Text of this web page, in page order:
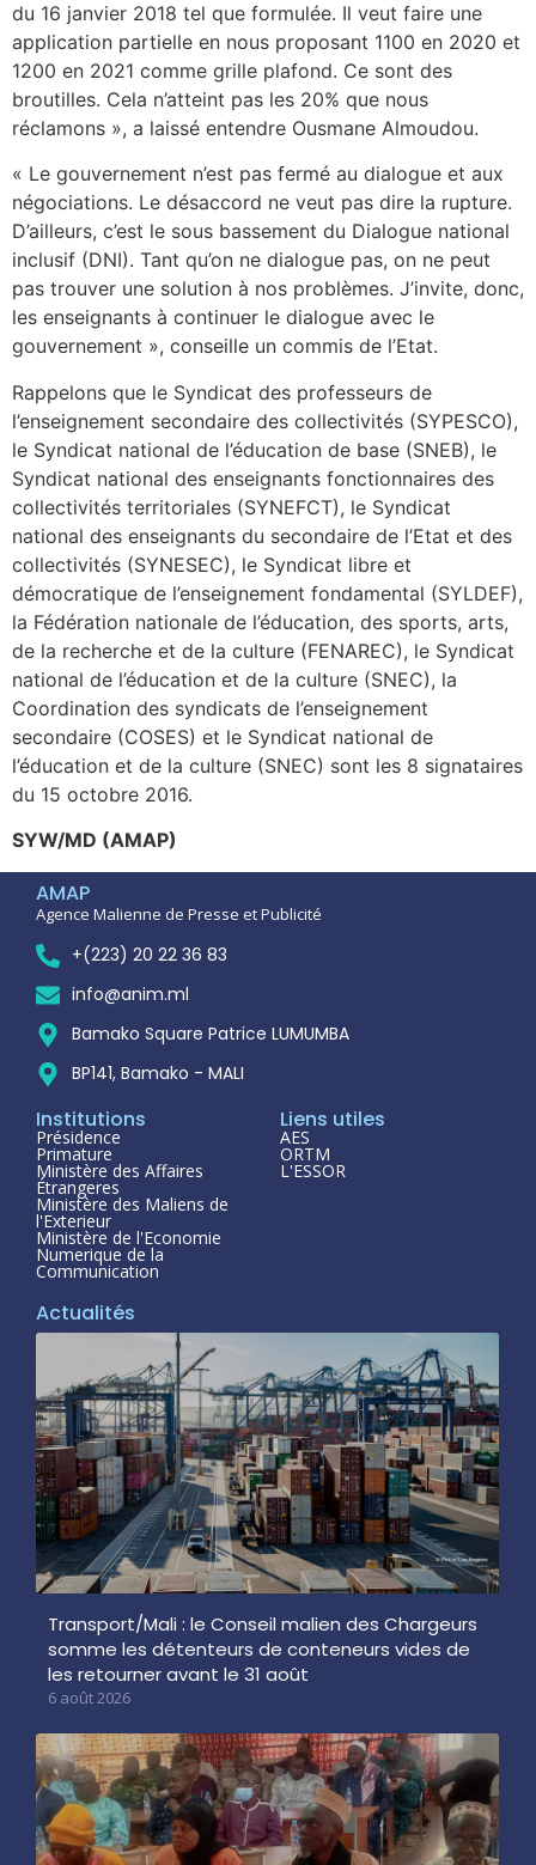
du 16 janvier 2018 tel que formulée. Il veut faire une
application partielle en nous proposant 1100 en 2020 et
1200 en 2021 comme grille plafond. Ce sont des
broutilles. Cela n’atteint pas les 20% que nous
réclamons », a laissé entendre Ousmane Almoudou.
« Le gouvernement n’est pas fermé au dialogue et aux
négociations. Le désaccord ne veut pas dire la rupture.
D’ailleurs, c’est le sous bassement du Dialogue national
inclusif (DNI). Tant qu’on ne dialogue pas, on ne peut
pas trouver une solution à nos problèmes. J’invite, donc,
les enseignants à continuer le dialogue avec le
gouvernement », conseille un commis de l’Etat.
Rappelons que le Syndicat des professeurs de
l’enseignement secondaire des collectivités (SYPESCO),
le Syndicat national de l’éducation de base (SNEB), le
Syndicat national des enseignants fonctionnaires des
collectivités territoriales (SYNEFCT), le Syndicat
national des enseignants du secondaire de l’Etat et des
collectivités (SYNESEC), le Syndicat libre et
démocratique de l’enseignement fondamental (SYLDEF),
la Fédération nationale de l’éducation, des sports, arts,
de la recherche et de la culture (FENAREC), le Syndicat
national de l’éducation et de la culture (SNEC), la
Coordination des syndicats de l’enseignement
secondaire (COSES) et le Syndicat national de
l’éducation et de la culture (SNEC) sont les 8 signataires
du 15 octobre 2016.
SYW/MD (AMAP)
AMAP
Agence Malienne de Presse et Publicité
+(223) 20 22 36 83
info@anim.ml
Bamako Square Patrice LUMUMBA
BP141, Bamako - MALI
Institutions
Présidence
Primature
Ministère des Affaires
Étrangeres
Ministère des Maliens de
l'Exterieur
Ministère de l'Economie
Numerique de la
Communication
Liens utiles
AES
ORTM
L'ESSOR
Actualités
Transport/Mali : le Conseil malien des Chargeurs
somme les détenteurs de conteneurs vides de
les retourner avant le 31 août
6 août 2026